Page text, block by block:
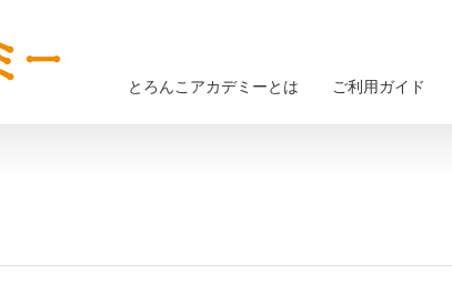
とろんこアカデミーとは ご利用ガイド